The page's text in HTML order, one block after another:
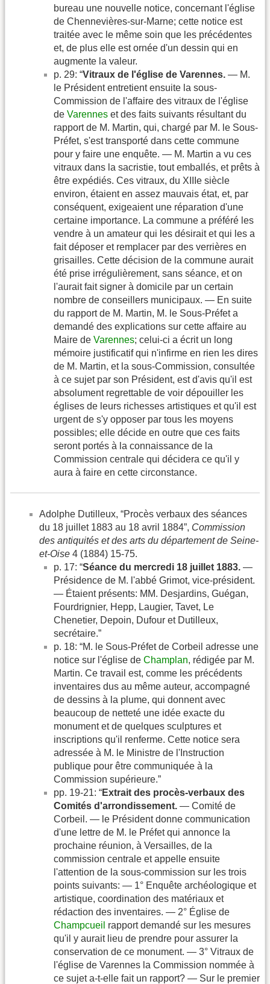
bureau une nouvelle notice, concernant l'église
de Chennevières-sur-Marne; cette notice est
traitée avec le même soin que les précédentes
et, de plus elle est ornée d'un dessin qui en
augmente la valeur.
p. 29: “Vitraux de l'église de Varennes. — M.
le Président entretient ensuite la sous-
Commission de l'affaire des vitraux de l'église
de Varennes et des faits suivants résultant du
rapport de M. Martin, qui, chargé par M. le Sous-
Préfet, s'est transporté dans cette commune
pour y faire une enquête. — M. Martin a vu ces
vitraux dans la sacristie, tout emballés, et prêts à
être expédiés. Ces vitraux, du XIIIe siècle
environ, étaient en assez mauvais état, et, par
conséquent, exigeaient une réparation d'une
certaine importance. La commune a préféré les
vendre à un amateur qui les désirait et qui les a
fait déposer et remplacer par des verrières en
grisailles. Cette décision de la commune aurait
été prise irrégulièrement, sans séance, et on
l'aurait fait signer à domicile par un certain
nombre de conseillers municipaux. — En suite
du rapport de M. Martin, M. le Sous-Préfet a
demandé des explications sur cette affaire au
Maire de Varennes; celui-ci a écrit un long
mémoire justificatif qui n'infirme en rien les dires
de M. Martin, et la sous-Commission, consultée
à ce sujet par son Président, est d'avis qu'il est
absolument regrettable de voir dépouiller les
églises de leurs richesses artistiques et qu'il est
urgent de s'y opposer par tous les moyens
possibles; elle décide en outre que ces faits
seront portés à la connaissance de la
Commission centrale qui décidera ce qu'il y
aura à faire en cette circonstance.
Adolphe Dutilleux, “Procès verbaux des séances
du 18 juillet 1883 au 18 avril 1884”, Commission
des antiquités et des arts du département de Seine-
et-Oise 4 (1884) 15-75.
p. 17: “Séance du mercredi 18 juillet 1883. —
Présidence de M. l'abbé Grimot, vice-président.
— Étaient présents: MM. Desjardins, Guégan,
Fourdrignier, Hepp, Laugier, Tavet, Le
Chenetier, Depoin, Dufour et Dutilleux,
secrétaire.”
p. 18: “M. le Sous-Préfet de Corbeil adresse une
notice sur l'église de Champlan, rédigée par M.
Martin. Ce travail est, comme les précédents
inventaires dus au même auteur, accompagné
de dessins à la plume, qui donnent avec
beaucoup de netteté une idée exacte du
monument et de quelques sculptures et
inscriptions qu'il renferme. Cette notice sera
adressée à M. le Ministre de l'Instruction
publique pour être communiquée à la
Commission supérieure.”
pp. 19-21: “Extrait des procès-verbaux des
Comités d'arrondissement. — Comité de
Corbeil. — le Président donne communication
d'une lettre de M. le Préfet qui annonce la
prochaine réunion, à Versailles, de la
commission centrale et appelle ensuite
l'attention de la sous-commission sur les trois
points suivants: — 1° Enquête archéologique et
artistique, coordination des matériaux et
rédaction des inventaires. — 2° Église de
Champcueil rapport demandé sur les mesures
qu'il y aurait lieu de prendre pour assurer la
conservation de ce monument. — 3° Vitraux de
l'église de Varennes la Commission nommée à
ce sujet a-t-elle fait un rapport? — Sur le premier